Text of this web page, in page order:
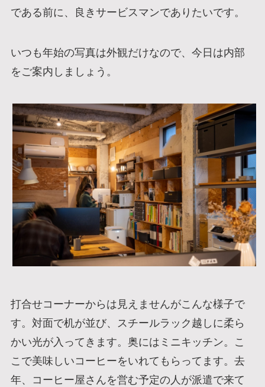
である前に、良きサービスマンでありたいです。
いつも年始の写真は外観だけなので、今日は内部
をご案内しましょう。
打合せコーナーからは見えませんがこんな様子で
す。対面で机が並び、スチールラック越しに柔ら
かい光が入ってきます。奥にはミニキッチン。こ
こで美味しいコーヒーをいれてもらってます。去
年、コーヒー屋さんを営む予定の人が派遣で来て